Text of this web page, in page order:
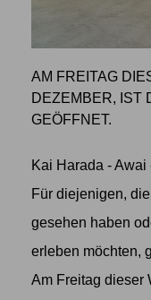
AM FREITAG
DEZEMBER, IST
GEÖFFNET.
Kai Harada -
Für diejenigen,
gesehen haben
erleben möchten,
Am Freitag dieser